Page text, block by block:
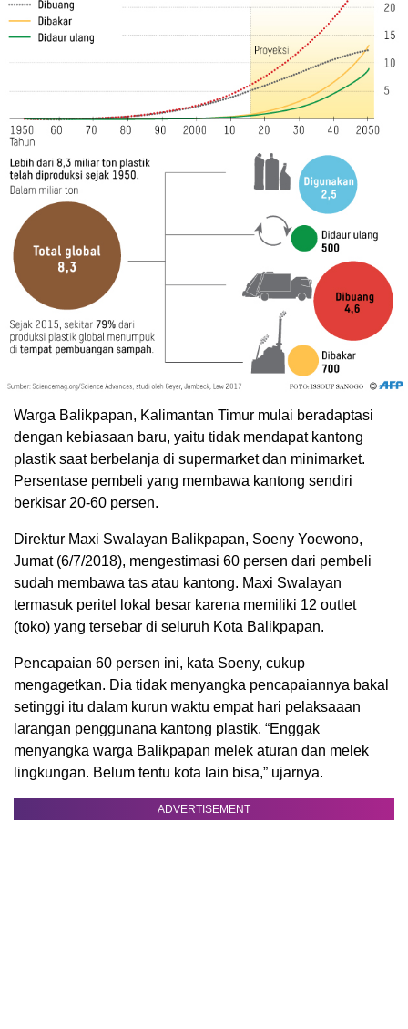
Warga Balikpapan, Kalimantan Timur mulai beradaptasi
dengan kebiasaan baru, yaitu tidak mendapat kantong
plastik saat berbelanja di supermarket dan minimarket.
Persentase pembeli yang membawa kantong sendiri
berkisar 20-60 persen.
Direktur Maxi Swalayan Balikpapan, Soeny Yoewono,
Jumat (6/7/2018), mengestimasi 60 persen dari pembeli
sudah membawa tas atau kantong. Maxi Swalayan
termasuk peritel lokal besar karena memiliki 12 outlet
(toko) yang tersebar di seluruh Kota Balikpapan.
Pencapaian 60 persen ini, kata Soeny, cukup
mengagetkan. Dia tidak menyangka pencapaiannya bakal
setinggi itu dalam kurun waktu empat hari pelaksaaan
larangan penggunana kantong plastik. “Enggak
menyangka warga Balikpapan melek aturan dan melek
lingkungan. Belum tentu kota lain bisa,” ujarnya.
ADVERTISEMENT